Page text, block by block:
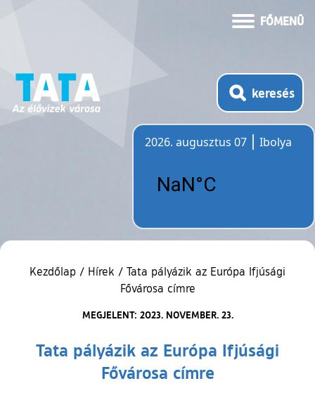
FŐMENÜ
keresés
2026. augusztus 07
Ibolya
Kezdőlap / Hírek / Tata pályázik az Európa Ifjúsági
Fővárosa címre
MEGJELENT: 2023. NOVEMBER. 23.
Tata pályázik az Európa Ifjúsági
Fővárosa címre